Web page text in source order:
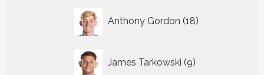
Anthony Gordon 18
producten
James Tarkowski 9
producten